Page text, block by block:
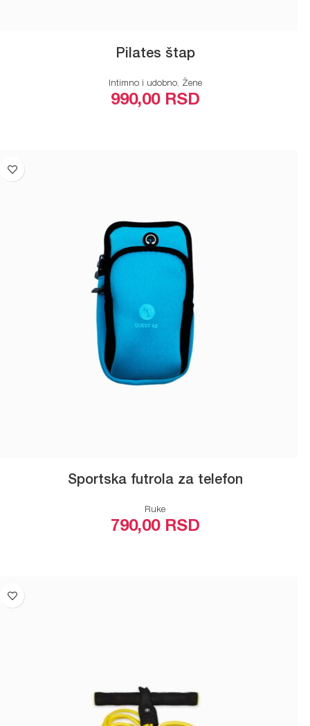
Pilates štap
Intimno i udobno, Žene
990,00 RSD
Sportska futrola za telefon
Ruke
790,00 RSD